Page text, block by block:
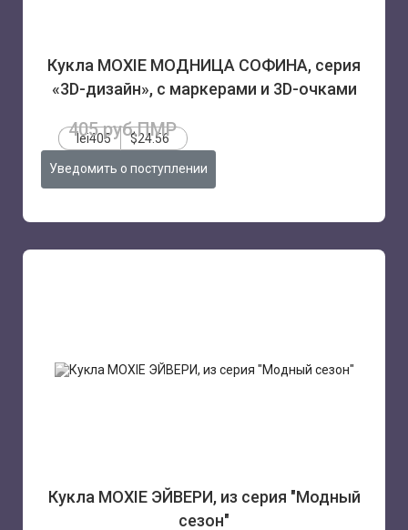
Кукла MOXIE МОДНИЦА СОФИНА, серия
«3D-дизайн», с маркерами и 3D-очками
405 руб.ПМР
lei405 $24.56
Уведомить о поступлении
Кукла MOXIE ЭЙВЕРИ, из серия "Модный
сезон"